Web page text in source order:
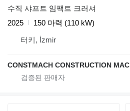
수직 샤프트 임팩트 크러셔
2025
150 마력 (110 kW)
터키, İzmir
CONSTMACH CONSTRUCTION